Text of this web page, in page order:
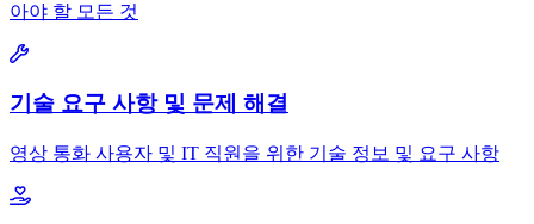
아야 할 모든 것
기술 요구 사항 및 문제 해결
영상 통화 사용자 및 IT 직원을 위한 기술 정보 및 요구 사항